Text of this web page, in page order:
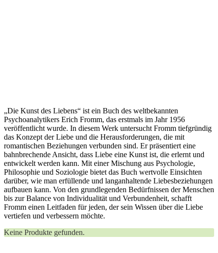
„Die Kunst des Liebens“ ist ein Buch des weltbekannten
Psychoanalytikers Erich Fromm, das erstmals im Jahr 1956
veröffentlicht wurde. In diesem Werk untersucht Fromm tiefgründig
das Konzept der Liebe und die Herausforderungen, die mit
romantischen Beziehungen verbunden sind. Er präsentiert eine
bahnbrechende Ansicht, dass Liebe eine Kunst ist, die erlernt und
entwickelt werden kann. Mit einer Mischung aus Psychologie,
Philosophie und Soziologie bietet das Buch wertvolle Einsichten
darüber, wie man erfüllende und langanhaltende Liebesbeziehungen
aufbauen kann. Von den grundlegenden Bedürfnissen der Menschen
bis zur Balance von Individualität und Verbundenheit, schafft
Fromm einen Leitfaden für jeden, der sein Wissen über die Liebe
vertiefen und verbessern möchte.
Keine Produkte gefunden.